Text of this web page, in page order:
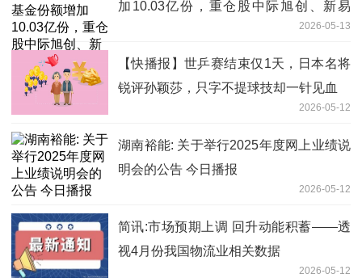
加10.03亿份，重仓股中际旭创、新易
2026-05-13
【快播报】世乒赛结束仅1天，日本名将
锐评孙颖莎，只字不提球技却一针见血
2026-05-12
湖南裕能: 关于举行2025年度网上业绩说
明会的公告 今日播报
2026-05-12
简讯:市场预期上调 回升动能积蓄——透
视4月份我国物流业相关数据
2026-05-12